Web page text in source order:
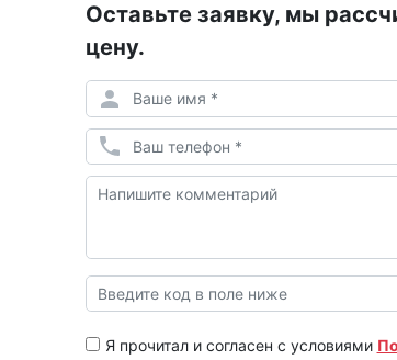
Оставьте заявку, мы
цену.
Я прочитал и согласен с условиями